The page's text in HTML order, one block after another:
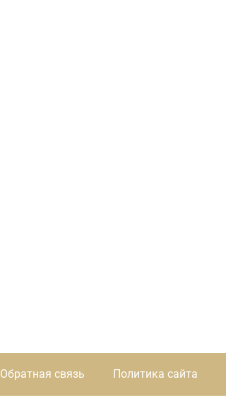
Обратная связь Политика сайта